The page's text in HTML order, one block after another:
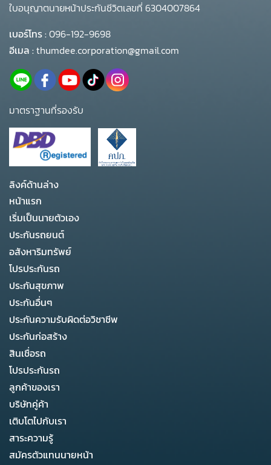
ใบอนุญาตนายหน้าประกันชีวิตเลขที่ 6304007864
เบอร์โทร :096-192-9698
อีเมล :thumdee.corporation@gmail.com
มาตราฐานที่รองรับ
ลิงค์ด้านล่าง
หน้าแรก
เริ่มเป็นนายตัวเอง
ประกันรถยนต์
อสังหาริมทรัพย์
โปรประกันรถ
ประกันสุขภาพ
ประกันอื่นๆ
ประกันความรับผิดต่อวิชาชีพ
ประกันก่อสร้าง
สินเชื่อรถ
โปรประกันรถ
ลูกค้าของเรา
บริษัทคู่ค้า
เติบโตไปกับเรา
สาระความรู้
สมัครตัวแทนนายหน้า